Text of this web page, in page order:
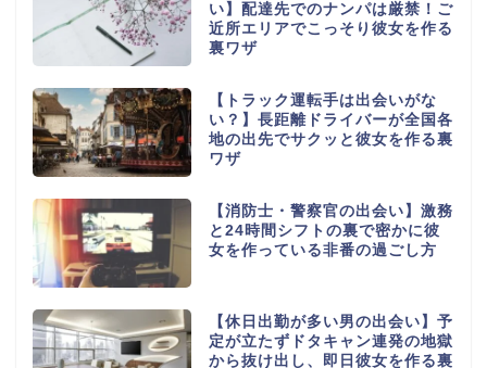
い】配達先でのナンパは厳禁！ご
近所エリアでこっそり彼女を作る
裏ワザ
【トラック運転手は出会いがな
い？】長距離ドライバーが全国各
地の出先でサクッと彼女を作る裏
ワザ
【消防士・警察官の出会い】激務
と24時間シフトの裏で密かに彼
女を作っている非番の過ごし方
【休日出勤が多い男の出会い】予
定が立たずドタキャン連発の地獄
から抜け出し、即日彼女を作る裏